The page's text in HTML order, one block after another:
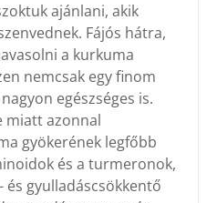
ajánlani, akik
Fájós hátra,
a kurkuma
nemcsak egy finom
egészséges is.
miatt azonnal
gyökerének legfőbb
és a turmeronok,
és gyulladáscsökkentő